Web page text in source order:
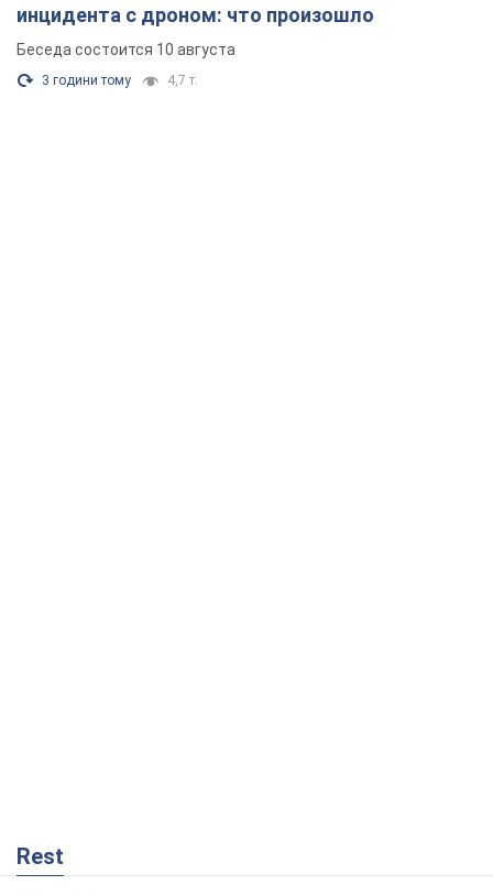
инцидента с дроном: что произошло
Беседа состоится 10 августа
3 години тому 4,7 т.
Rest